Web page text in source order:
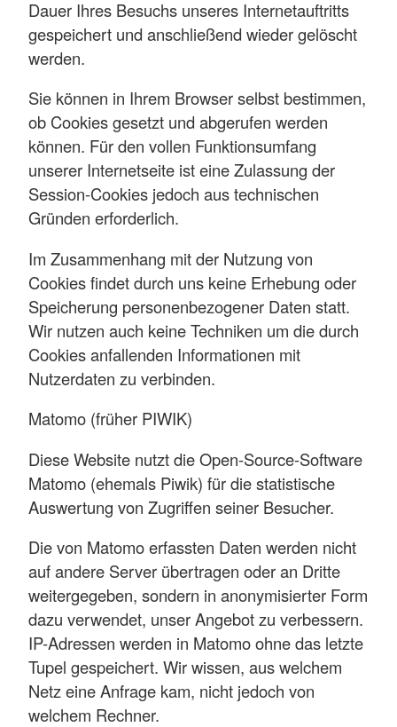
Dauer Ihres Besuchs unseres Internetauftritts
gespeichert und anschließend wieder gelöscht
werden.
Sie können in Ihrem Browser selbst bestimmen,
ob Cookies gesetzt und abgerufen werden
können. Für den vollen Funktionsumfang
unserer Internetseite ist eine Zulassung der
Session-Cookies jedoch aus technischen
Gründen erforderlich.
Im Zusammenhang mit der Nutzung von
Cookies findet durch uns keine Erhebung oder
Speicherung personenbezogener Daten statt.
Wir nutzen auch keine Techniken um die durch
Cookies anfallenden Informationen mit
Nutzerdaten zu verbinden.
Matomo (früher PIWIK)
Diese Website nutzt die Open-Source-Software
Matomo (ehemals Piwik) für die statistische
Auswertung von Zugriffen seiner Besucher.
Die von Matomo erfassten Daten werden nicht
auf andere Server übertragen oder an Dritte
weitergegeben, sondern in anonymisierter Form
dazu verwendet, unser Angebot zu verbessern.
IP-Adressen werden in Matomo ohne das letzte
Tupel gespeichert. Wir wissen, aus welchem
Netz eine Anfrage kam, nicht jedoch von
welchem Rechner.